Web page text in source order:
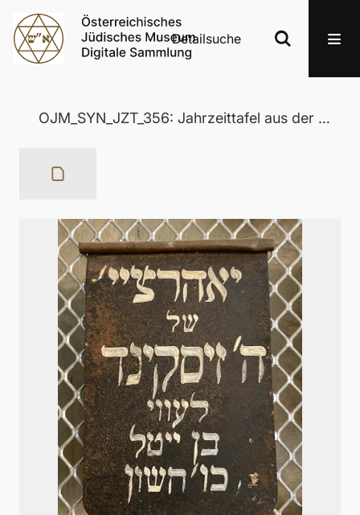
Detailsuche
OJM_SYN_JZT_356: Jahrzeittafel aus der Wertheimer Synagoge in Eisenstadt